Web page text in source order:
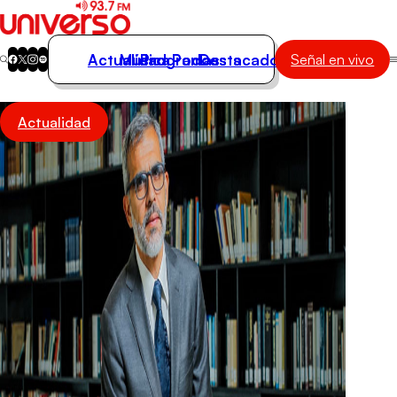
Actualidad
Música
Programas
Podcasts
Destacados
Actualidad
Música
Programas
Podcasts
Destacados Señal en vivo
Actualidad